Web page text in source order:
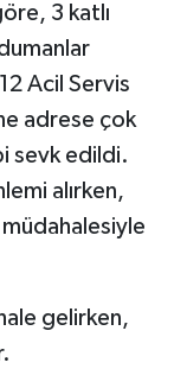
3 katlı
Acil Servis
adrese çok
sevk edildi.
alırken,
gelirken,